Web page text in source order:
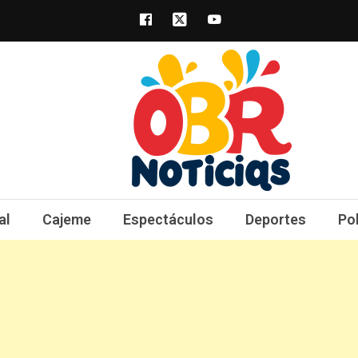
obrnoticias.com
obr noticias noticias, entretenimiento y
Cajeme Espectáculos Deportes